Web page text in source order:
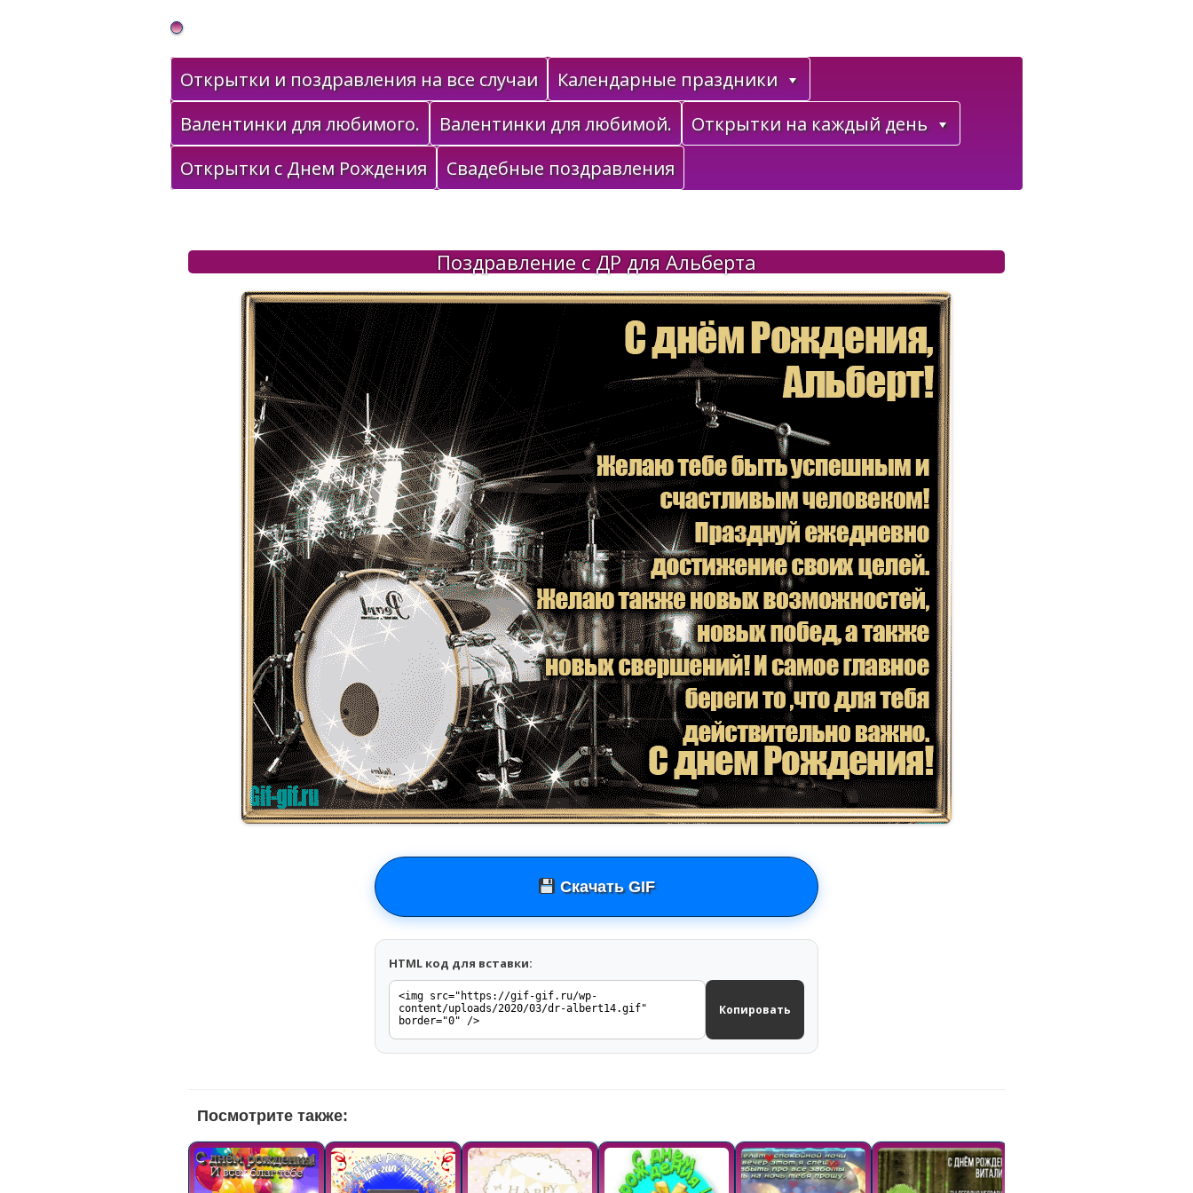
Gif Открытки в подарок
Открытки и поздравления на все случаи
Календарные праздники
Валентинки для любимого.
Валентинки для любимой.
Открытки на каждый день
Открытки с Днем Рождения
Свадебные поздравления
Поздравление с ДР для Альберта
Скачать GIF
HTML код для вставки:
Копировать
Посмотрите также: